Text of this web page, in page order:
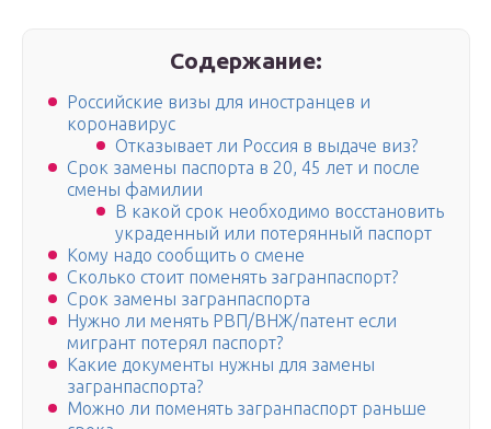
Содержание:
Российские визы для иностранцев и
коронавирус
Отказывает ли Россия в выдаче виз?
Срок замены паспорта в 20, 45 лет и после
смены фамилии
В какой срок необходимо восстановить
украденный или потерянный паспорт
Кому надо сообщить о смене
Сколько стоит поменять загранпаспорт?
Срок замены загранпаспорта
Нужно ли менять РВП/ВНЖ/патент если
мигрант потерял паспорт?
Какие документы нужны для замены
загранпаспорта?
Можно ли поменять загранпаспорт раньше